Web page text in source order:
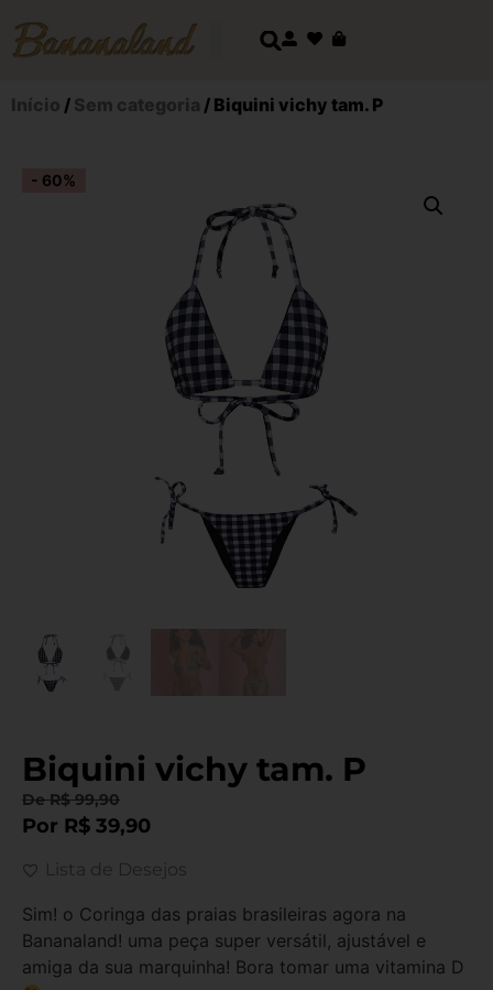
Início / Sem categoria / Biquini vichy tam. P
- 60%
Biquini vichy tam. P
DeR$99,90
Por R$ 39,90
Lista de Desejos
Sim! o Coringa das praias brasileiras agora na
Bananaland! uma peça super versátil, ajustável e
amiga da sua marquinha! Bora tomar uma vitamina D